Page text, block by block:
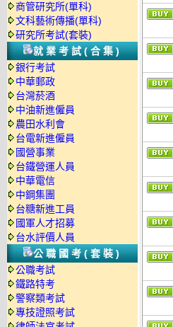
商管研究所(單科)
文科藝術傳播(單科)
研究所考試(套裝)
就業考試(合集)
銀行考試
中華郵政
台灣菸酒
中油新進僱員
農田水利會
台電新進僱員
國營事業
台鐵營運人員
中華電信
中鋼集團
台糖新進工員
國軍人才招募
台水評價人員
公職國考(套裝)
公職考試
鐵路特考
警察類考試
專技證照考試